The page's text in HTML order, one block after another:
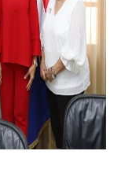
no seguir en la
Luis Abinader
las “villas” y
garantizan